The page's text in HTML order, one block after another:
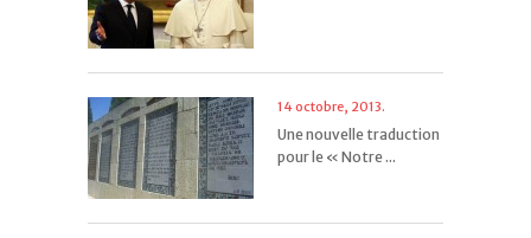
14 octobre, 2013.
Une nouvelle traduction
pour le « Notre ...